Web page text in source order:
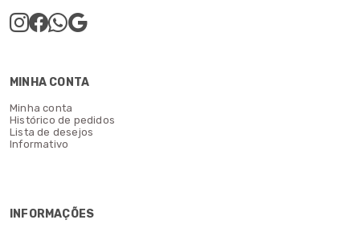
MINHA CONTA
Minha conta
Histórico de pedidos
Lista de desejos
Informativo
INFORMAÇÕES